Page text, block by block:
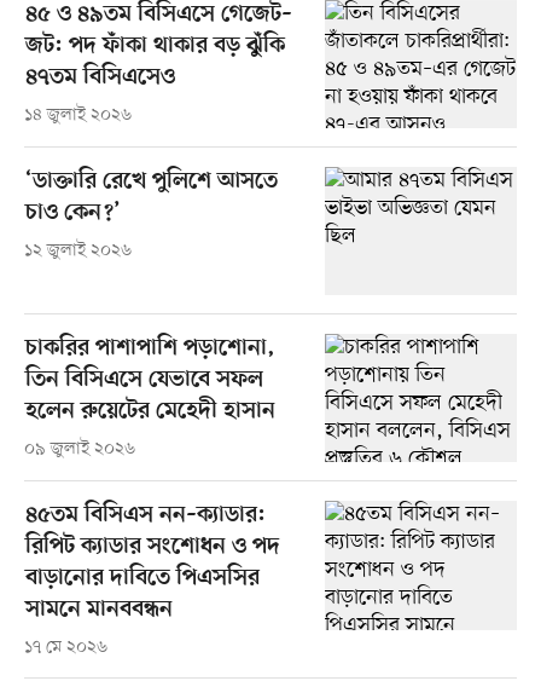
৪৫ ও ৪৯তম বিসিএসে গেজেট–
জট: পদ ফাঁকা থাকার বড় ঝুঁকি
৪৭তম বিসিএসেও
১৪ জুলাই ২০২৬
‘ডাক্তারি রেখে পুলিশে আসতে
চাও কেন?’
১২ জুলাই ২০২৬
চাকরির পাশাপাশি পড়াশোনা,
তিন বিসিএসে যেভাবে সফল
হলেন রুয়েটের মেহেদী হাসান
০৯ জুলাই ২০২৬
৪৫তম বিসিএস নন–ক্যাডার:
রিপিট ক্যাডার সংশোধন ও পদ
বাড়ানোর দাবিতে পিএসসির
সামনে মানববন্ধন
১৭ মে ২০২৬